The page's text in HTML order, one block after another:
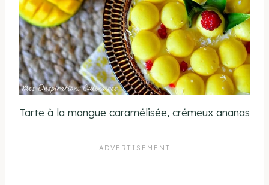
Tarte à la mangue caramélisée, crémeux ananas